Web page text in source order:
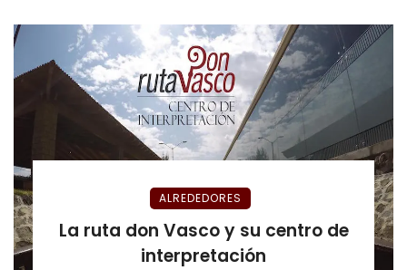
ALREDEDORES
La ruta don Vasco y su centro de
interpretación